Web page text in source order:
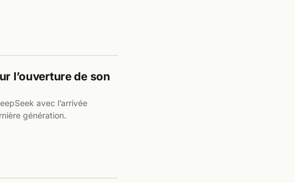
l’ouverture de son
avec l’arrivée
génération.